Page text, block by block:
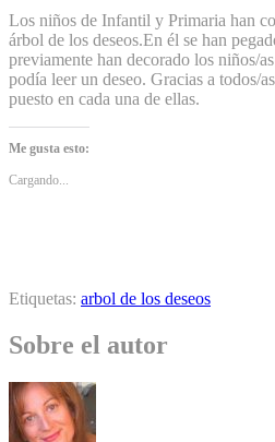
Los niños de Infantil y Primaria han
árbol de los deseos.En él se han
previamente han decorado los niños/
podía leer un deseo. Gracias a todos/
puesto en cada una de ellas.
Me gusta esto:
Cargando...
Etiquetas: arbol de los deseos
Sobre el autor